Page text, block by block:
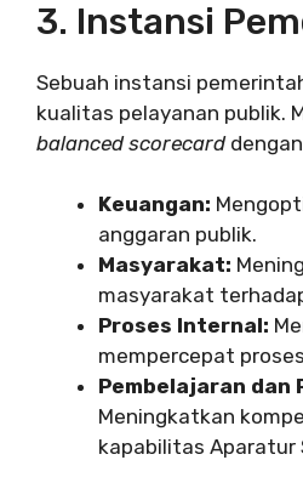
3. Instansi
Sebuah instansi
kualitas pelayanan publik.
balanced scorecard
Keuangan:
anggaran publik.
Masyarakat:
masyarakat
Proses Internal:
mempercepat
Pembelajaran dan
Meningkatkan
kapabilitas Aparatur